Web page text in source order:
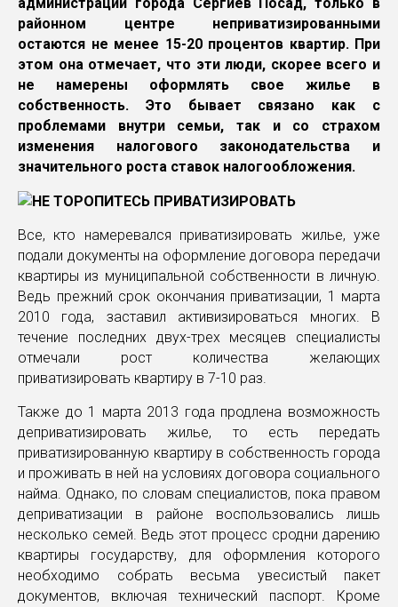
районном центре неприватизированными
остаются не менее 15-20 процентов квартир. При
этом она отмечает, что эти люди, скорее всего и
не намерены оформлять свое жилье в
собственность. Это бывает связано как с
проблемами внутри семьи, так и со страхом
изменения налогового законодательства и
значительного роста ставок налогообложения.
Все, кто намеревался приватизировать жилье, уже
подали документы на оформление договора передачи
квартиры из муниципальной собственности в личную.
Ведь прежний срок окончания приватизации, 1 марта
2010 года, заставил активизироваться многих. В
течение последних двух-трех месяцев специалисты
отмечали рост количества желающих
приватизировать квартиру в 7-10 раз.
Также до 1 марта 2013 года продлена возможность
деприватизировать жилье, то есть передать
приватизированную квартиру в собственность города
и проживать в ней на условиях договора социального
найма. Однако, по словам специалистов, пока правом
деприватизации в районе воспользовались лишь
несколько семей. Ведь этот процесс сродни дарению
квартиры государству, для оформления которого
необходимо собрать весьма увесистый пакет
документов, включая технический паспорт. Кроме